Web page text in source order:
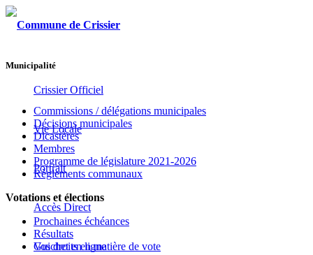
Crissier Officiel
Vie Locale
Portrait
Accès Direct
Guichet en ligne
Municipalité
Commissions / délégations municipales
Décisions municipales
Dicastères
Membres
Programme de législature 2021-2026
Règlements communaux
Votations et élections
Prochaines échéances
Résultats
Vos droits en matière de vote